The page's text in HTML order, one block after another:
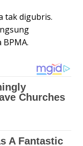
tak digubris.